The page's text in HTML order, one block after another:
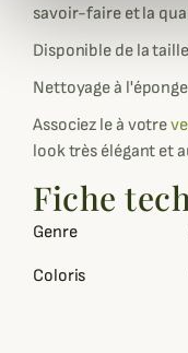
savoir-faire et la
Disponible de la
Nettoyage à
Associez le à votre
look très élégant et
Fiche
Genre
Coloris